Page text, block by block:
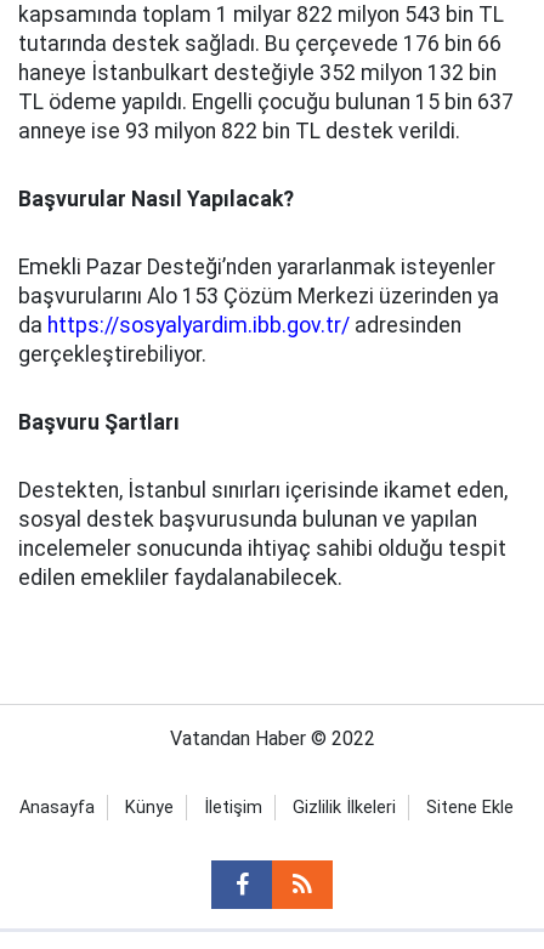
kapsamında toplam 1 milyar 822 milyon 543 bin TL
tutarında destek sağladı. Bu çerçevede 176 bin 66
haneye İstanbulkart desteğiyle 352 milyon 132 bin
TL ödeme yapıldı. Engelli çocuğu bulunan 15 bin 637
anneye ise 93 milyon 822 bin TL destek verildi.
Başvurular Nasıl Yapılacak?
Emekli Pazar Desteği’nden yararlanmak isteyenler
başvurularını Alo 153 Çözüm Merkezi üzerinden ya
da https://sosyalyardim.ibb.gov.tr/ adresinden
gerçekleştirebiliyor.
Başvuru Şartları
Destekten, İstanbul sınırları içerisinde ikamet eden,
sosyal destek başvurusunda bulunan ve yapılan
incelemeler sonucunda ihtiyaç sahibi olduğu tespit
edilen emekliler faydalanabilecek.
Vatandan Haber © 2022
Anasayfa Künye İletişim Gizlilik İlkeleri Sitene Ekle